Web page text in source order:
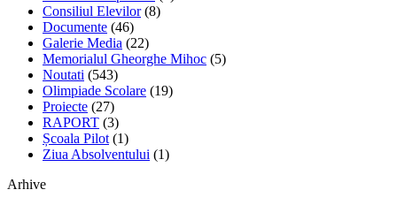
Consiliul Elevilor(8)
Documente (46)
Galerie Media (22)
Memorialul Gheorghe Mihoc (5)
Noutati (543)
Olimpiade Scolare (19)
Proiecte (27)
RAPORT (3)
Școala Pilot (1)
Ziua Absolventului (1)
Arhive